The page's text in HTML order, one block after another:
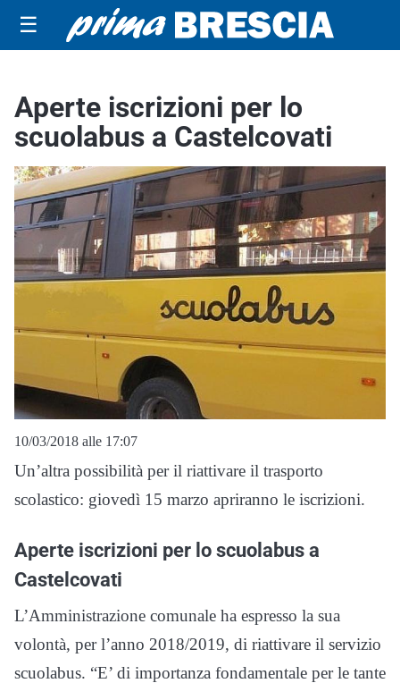
☰
Aperte iscrizioni per lo
scuolabus a Castelcovati
10/03/2018 alle 17:07
Un’altra possibilità per il riattivare il trasporto
scolastico: giovedì 15 marzo apriranno le iscrizioni.
Aperte iscrizioni per lo scuolabus a
Castelcovati
L’Amministrazione comunale ha espresso la sua
volontà, per l’anno 2018/2019, di riattivare il servizio
scuolabus. “E’ di importanza fondamentale per le tante